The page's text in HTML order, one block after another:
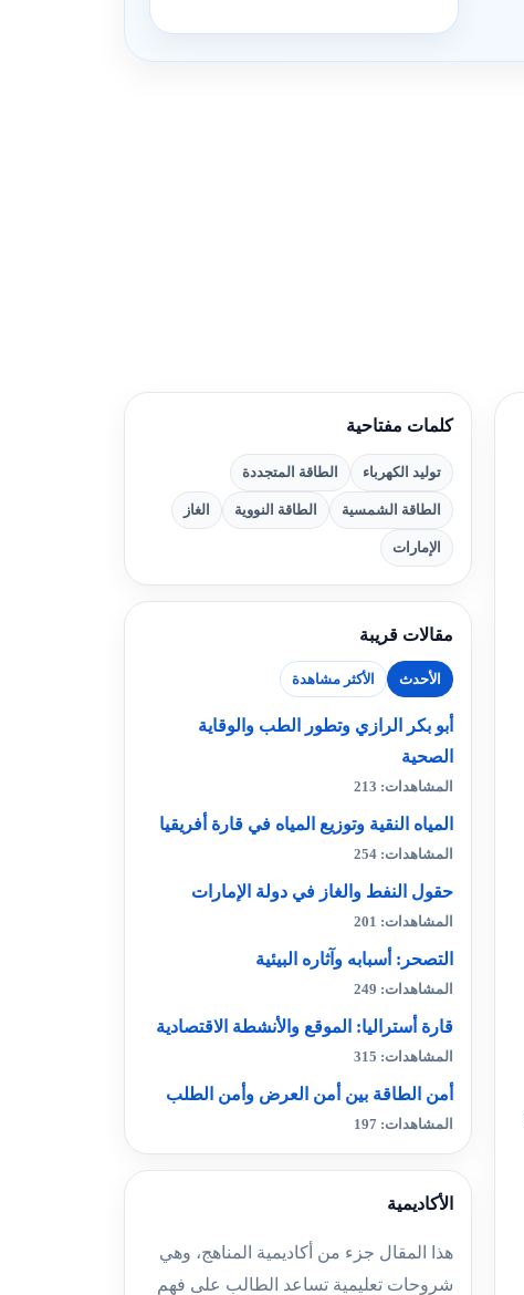
كلمات مفتاحية
توليد الكهرباء الطاقة المتجددة
الطاقة الشمسية الطاقة النووية الغاز
الإمارات
مقالات قريبة
الأحدث الأكثر مشاهدة
أبو بكر الرازي وتطور الطب والوقاية
الصحية
المشاهدات: 213
المياه النقية وتوزيع المياه في قارة أفريقيا
المشاهدات: 254
حقول النفط والغاز في دولة الإمارات
المشاهدات: 201
التصحر: أسبابه وآثاره البيئية
المشاهدات: 249
قارة أستراليا: الموقع والأنشطة الاقتصادية
المشاهدات: 315
أمن الطاقة بين أمن العرض وأمن الطلب
المشاهدات: 197
الأكاديمية
هذا المقال جزء من أكاديمية المناهج، وهي
شروحات تعليمية تساعد الطالب على فهم